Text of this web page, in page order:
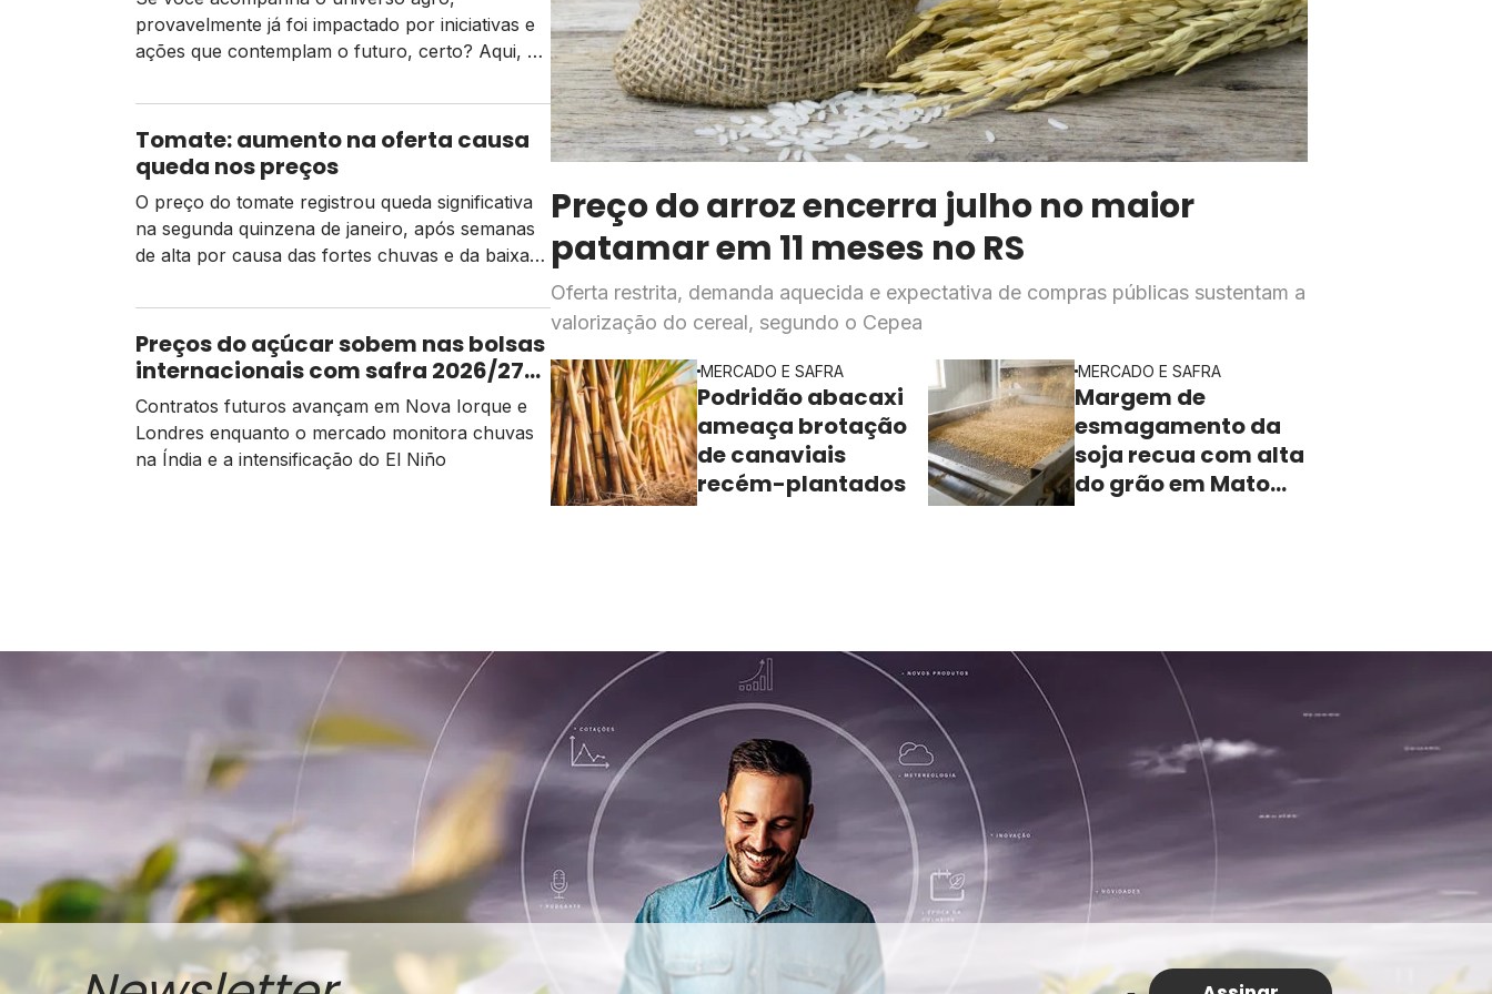
provavelmente já foi impactado por iniciativas e
ações que contemplam o futuro, certo? Aqui, na
trabalhamos para que o futuro do agro seja
próspero, sustentável e inovador – mas
sabemos que já podemos fazer disso a nossa
realidade. Por isso, neste ano de […]
Tomate: aumento na oferta causa
queda nos preços
O preço do tomate registrou queda significativa
na segunda quinzena de janeiro, após semanas
de alta por causa das fortes chuvas e da baixa
duradouras das primeiras semanas do ano
favoreceram o desenvolvimento de doenças de
alto impacto aos produtos de hortifrúti,
restringindo […]
Preços do açúcar sobem nas bolsas
internacionais com safra 2026/27
mais apertada
Contratos futuros avançam em Nova Iorque e
Londres enquanto o mercado monitora chuvas
na Índia e a intensificação do El Niño
Preço do arroz encerra julho no maior
patamar em 11 meses no RS
Oferta restrita, demanda aquecida e expectativa de compras públicas sustentam a
valorização do cereal, segundo o Cepea
MERCADO E SAFRA
Podridão abacaxi
ameaça brotação
de canaviais
recém-plantados
MERCADO E SAFRA
Margem de
esmagamento da
soja recua com alta
do grão em Mato